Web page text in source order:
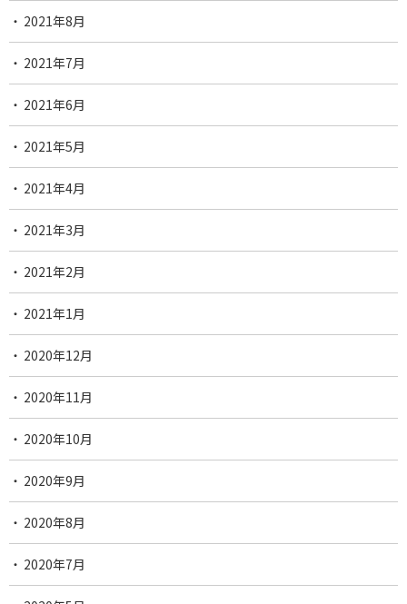
2021年8月
2021年7月
2021年6月
2021年5月
2021年4月
2021年3月
2021年2月
2021年1月
2020年12月
2020年11月
2020年10月
2020年9月
2020年8月
2020年7月